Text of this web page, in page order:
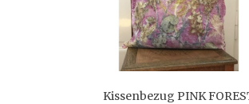
Kissenbezug PINK